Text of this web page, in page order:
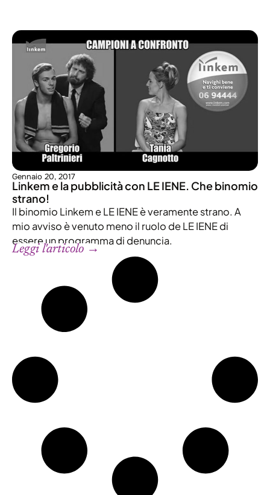
Gennaio 20, 2017
Linkem e la pubblicità con LE IENE. Che binomio
strano!
Il binomio Linkem e LE IENE è veramente strano. A
mio avviso è venuto meno il ruolo de LE IENE di
essere un programma di denuncia.
Leggi l'articolo →